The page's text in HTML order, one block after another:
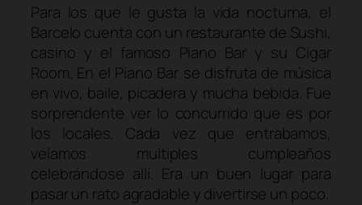
Para los que le gusta la vida nocturna, el
Barcelo cuenta con un restaurante de Sushi,
casino y el famoso Piano Bar y su Cigar
Room. En el Piano Bar se disfruta de música
en vivo, baile, picadera y mucha bebida. Fue
sorprendente ver lo concurrido que es por
los locales. Cada vez que entrabamos,
veíamos multiples cumpleaños
celebrándose allí. Era un buen lugar para
pasar un rato agradable y divertirse un poco.